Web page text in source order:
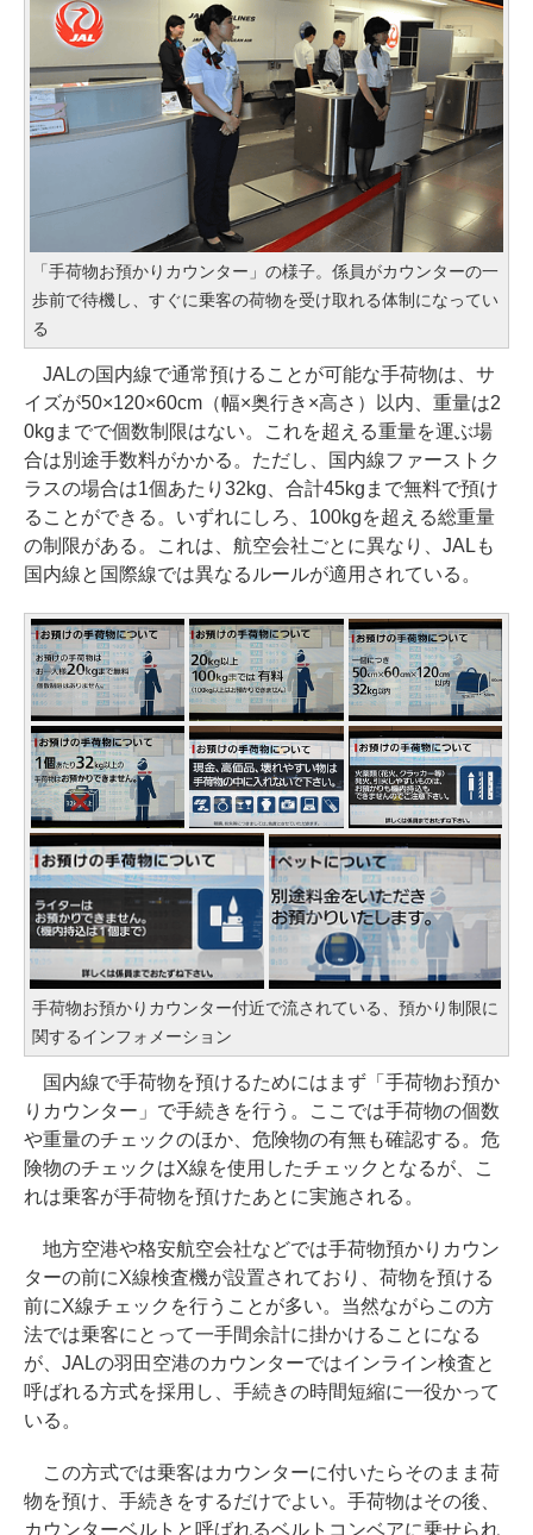
「手荷物お預かりカウンター」の様子。係員がカウンターの一
歩前で待機し、すぐに乗客の荷物を受け取れる体制になってい
る
JALの国内線で通常預けることが可能な手荷物は、サ
イズが50×120×60cm（幅×奥行き×高さ）以内、重量は2
0kgまでで個数制限はない。これを超える重量を運ぶ場
合は別途手数料がかかる。ただし、国内線ファーストク
ラスの場合は1個あたり32kg、合計45kgまで無料で預け
ることができる。いずれにしろ、100kgを超える総重量
の制限がある。これは、航空会社ごとに異なり、JALも
国内線と国際線では異なるルールが適用されている。
手荷物お預かりカウンター付近で流されている、預かり制限に
関するインフォメーション
国内線で手荷物を預けるためにはまず「手荷物お預か
りカウンター」で手続きを行う。ここでは手荷物の個数
や重量のチェックのほか、危険物の有無も確認する。危
険物のチェックはX線を使用したチェックとなるが、こ
れは乗客が手荷物を預けたあとに実施される。
地方空港や格安航空会社などでは手荷物預かりカウン
ターの前にX線検査機が設置されており、荷物を預ける
前にX線チェックを行うことが多い。当然ながらこの方
法では乗客にとって一手間余計に掛かけることになる
が、JALの羽田空港のカウンターではインライン検査と
呼ばれる方式を採用し、手続きの時間短縮に一役かって
いる。
この方式では乗客はカウンターに付いたらそのまま荷
物を預け、手続きをするだけでよい。手荷物はその後、
カウンターベルトと呼ばれるベルトコンベアに乗せられ